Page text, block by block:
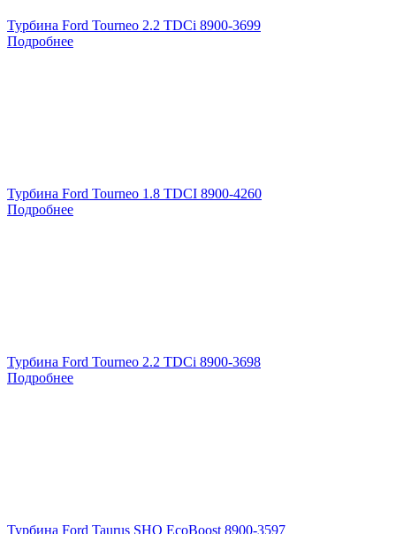
Турбина Ford Tourneo 2.2 TDCi 8900-3699
Подробнее
Турбина Ford Tourneo 1.8 TDCI 8900-4260
Подробнее
Турбина Ford Tourneo 2.2 TDCi 8900-3698
Подробнее
Турбина Ford Taurus SHO EcoBoost 8900-3597